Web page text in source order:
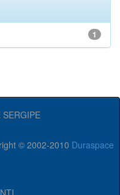
1
SERGIPE
© 2002-2010 Duraspace